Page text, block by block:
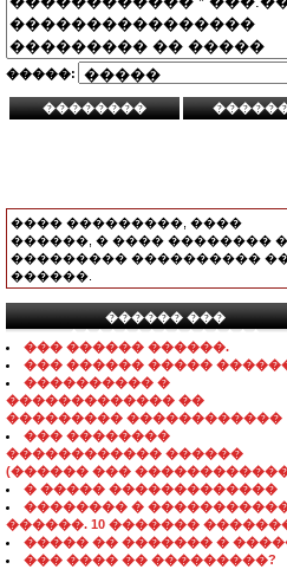
�����:
���� ���������, ����
������, � ���� �������� �
��������� ���������� ��
������.
������ ���
���������������
��� ������ ������.
��� ������ �����
���������� �
������������� ��
��������� ������������
��� ��������
������������ ������
(������ ���
� ����� �������������
�������� �
������. 10 �������
����� �� ������� �
��� ���� �� ���������?